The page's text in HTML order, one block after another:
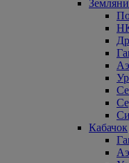
Кабачок